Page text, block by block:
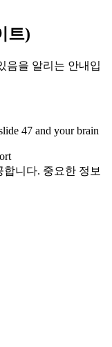
트)
음을 알리는 안내입
47 and your brain
니다. 중요한 정보